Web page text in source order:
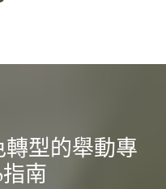
型的舉動專
南